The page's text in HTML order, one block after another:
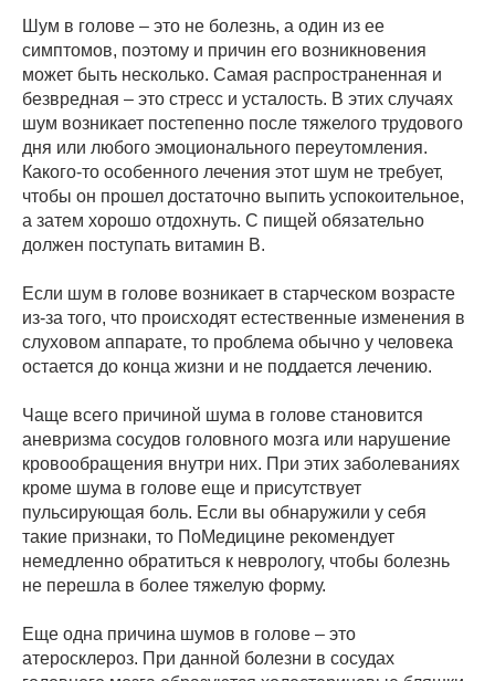
Шум в голове – это не болезнь, а один из ее
симптомов, поэтому и причин его возникновения
может быть несколько. Самая распространенная и
безвредная – это стресс и усталость. В этих случаях
шум возникает постепенно после тяжелого трудового
дня или любого эмоционального переутомления.
Какого-то особенного лечения этот шум не требует,
чтобы он прошел достаточно выпить успокоительное,
а затем хорошо отдохнуть. С пищей обязательно
должен поступать витамин В.
Если шум в голове возникает в старческом возрасте
из-за того, что происходят естественные изменения в
слуховом аппарате, то проблема обычно у человека
остается до конца жизни и не поддается лечению.
Чаще всего причиной шума в голове становится
аневризма сосудов головного мозга или нарушение
кровообращения внутри них. При этих заболеваниях
кроме шума в голове еще и присутствует
пульсирующая боль. Если вы обнаружили у себя
такие признаки, то ПоМедицине рекомендует
немедленно обратиться к неврологу, чтобы болезнь
не перешла в более тяжелую форму.
Еще одна причина шумов в голове – это
атеросклероз. При данной болезни в сосудах